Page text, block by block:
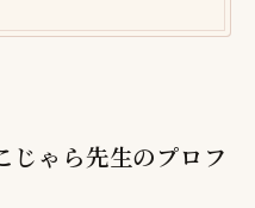
ゃら先生のプロフ